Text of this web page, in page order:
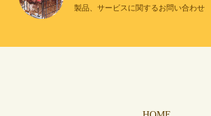
製品、サービスに関するお問い合わせ